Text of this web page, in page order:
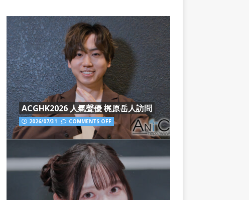
ACGHK2026 人氣聲優 梶原岳人訪問
2026/07/31 COMMENTS OFF